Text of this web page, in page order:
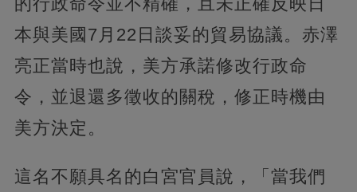
本與美國7月22日談妥的貿易協議。赤澤
亮正當時也說，美方承諾修改行政命
令，並退還多徵收的關稅，修正時機由
美方決定。
這名不願具名的白宮官員說，「當我們